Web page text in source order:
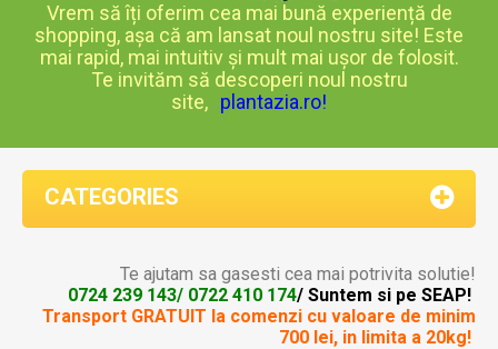
Vrem să îți oferim cea mai bună experiență de
shopping, așa că am lansat noul nostru site! Este
mai rapid, mai intuitiv și mult mai ușor de folosit.
Te invităm să descoperi noul nostru
site, plantazia.ro!
CATEGORIES
Te ajutam sa gasesti cea mai potrivita solutie!
0724 239 143/ 0722 410 174/ Suntem si pe SEAP!
Transport GRATUIT la comenzi cu valoare de minim
700 lei, in limita a 20kg!